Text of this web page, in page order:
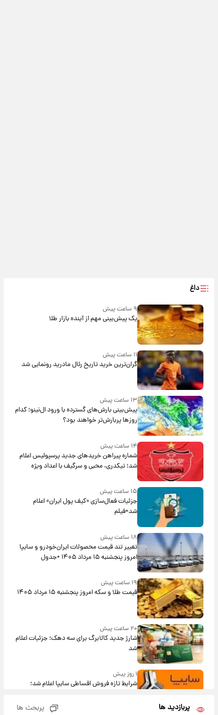
داغ
۹ ساعت پیش
یک پیش‌بینی مهم از آینده بازار طلا
۱۱ ساعت پیش
گران‌ترین خرید تاریخ رئال مادرید رونمایی شد
۱۳ ساعت پیش
پیش‌بینی بارش‌های گسترده با ورود ال‌نینو؛ کدام
روزها پربارش‌تر خواهند بود؟
۱۴ ساعت پیش
شماره پیراهن خریدهای جدید پرسپولیس اعلام
شد؛ تیکدری، محبی و سرگیف با اعداد ویژه
۱۵ ساعت پیش
جزئیات فعال‌سازی «کیف پول ایران» اعلام
شد+فیلم
۱۸ ساعت پیش
تغییر تند قیمت محصولات ایران‌خودرو و سایپا
امروز پنجشنبه ۱۵ مرداد ۱۴۰۵ +جدول
۱۹ ساعت پیش
قیمت طلا و سکه امروز پنجشنبه ۱۵ مرداد ۱۴۰۵
۲۰ ساعت پیش
شارژ جدید کالابرگ برای سه دهک؛ جزئیات اعلام
شد
۱ روز پیش
شرایط تازه فروش اقساطی سایپا اعلام شد؛
پربازدید ها پربحث ها